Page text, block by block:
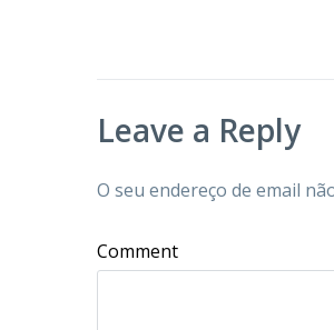
Leave a Reply
O seu endereço de email
Comment